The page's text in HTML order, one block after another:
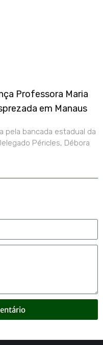
Professora Maria
em Manaus
pela bancada estadual da
Péricles, Débora